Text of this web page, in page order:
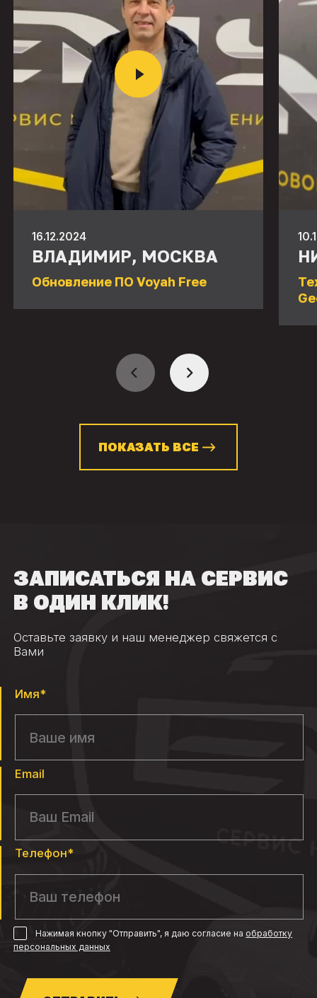
16.12.2024
ВЛАДИМИР, МОСКВА
Обновление ПО Voyah Free
ПОКАЗАТЬ ВСЕ
ЗАПИСАТЬСЯ НА СЕРВИС
В ОДИН КЛИК!
Оставьте заявку и наш менеджер свяжется с
Вами
Имя*
Email
Телефон*
Нажимая кнопку "Отправить", я даю согласиена обработку
персональных данных